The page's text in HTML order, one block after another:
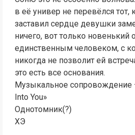
в её универ не перевёлся тот,
заставил сердце девушки
ничего, вот только новенький
единственным человеком, с
никогда не позволит ей
это есть все основания.
Музыкальное сопровождение
Into You»
Однотомник(?)
ХЭ